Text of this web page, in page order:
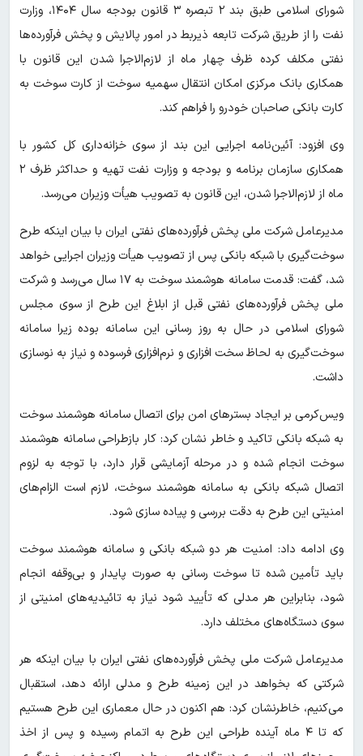
شورای اسلامی طبق بند ۲ تبصره ۳ قانون بودجه سال ۱۴۰۴، وزارت
نفت را از طریق شرکت تابعه ذیربط در امور پالایش و پخش فرآورده‌ها
نفتی مکلف کرده ظرف چهار ماه از لازم‌الاجرا شدن این قانون با
همکاری بانک مرکزی امکان انتقال سهمیه سوخت از کارت سوخت به
کارت بانکی صاحبان خودرو را فراهم کند.
وی افزود: آئین‌نامه اجرایی این بند از سوی خزانه‌داری کل کشور با
همکاری سازمان برنامه و بودجه و وزارت نفت تهیه و حداکثر ظرف ۲
ماه از لازم‌الاجرا شدن، این قانون به تصویب هیأت وزیران می‌رسد.
مدیرعامل شرکت ملی پخش فرآورده‌های نفتی ایران با بیان اینکه طرح
سوخت‌گیری با شبکه بانکی پس از تصویب هیأت وزیران اجرایی خواهد
شد، گفت: قدمت سامانه هوشمند سوخت به ۱۷ سال می‌رسد و شرکت
ملی پخش فرآورده‌های نفتی قبل از ابلاغ این طرح از سوی مجلس
شورای اسلامی در حال به روز رسانی این سامانه بوده زیرا سامانه
سوخت‌گیری به لحاظ سخت افزاری و نرم‌افزاری فرسوده و نیاز به نوسازی
داشت.
ویس‌کرمی بر ایجاد بسترهای امن برای اتصال سامانه هوشمند سوخت
به شبکه بانکی تاکید و خاطر نشان کرد: کار بازطراحی سامانه هوشمند
سوخت انجام شده و در مرحله آزمایشی قرار دارد، با توجه به لزوم
اتصال شبکه بانکی به سامانه هوشمند سوخت، لازم است الزام‌های
امنیتی این طرح به دقت بررسی و پیاده سازی شود.
وی ادامه داد: امنیت هر دو شبکه بانکی و سامانه هوشمند سوخت
باید تأمین شده تا سوخت رسانی به صورت پایدار و بی‌وقفه انجام
شود، بنابراین هر مدلی که تأیید شود نیاز به تائیدیه‌های امنیتی از
سوی دستگاه‌های مختلف دارد.
مدیرعامل شرکت ملی پخش فرآورده‌های نفتی ایران با بیان اینکه هر
شرکتی که بخواهد در این زمینه طرح و مدلی ارائه دهد، استقبال
می‌کنیم، خاطرنشان کرد: هم اکنون در حال معماری این طرح هستیم
که تا ۴ ماه آینده طراحی این طرح به اتمام رسیده و پس از اخذ